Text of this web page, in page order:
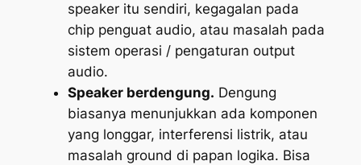
speaker itu sendiri, kegagalan pada
chip penguat audio, atau masalah pada
sistem operasi / pengaturan output
audio.
Speaker berdengung. Dengung
biasanya menunjukkan ada komponen
yang longgar, interferensi listrik, atau
masalah ground di papan logika. Bisa